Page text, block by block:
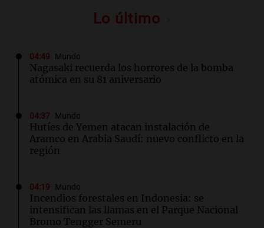
Lo último
04:49 Mundo
Nagasaki recuerda los horrores de la bomba
atómica en su 81 aniversario
04:37 Mundo
Hutíes de Yemen atacan instalación de
Aramco en Arabia Saudí: nuevo conflicto en la
región
04:19 Mundo
Incendios forestales en Indonesia: se
intensifican las llamas en el Parque Nacional
Bromo Tengger Semeru